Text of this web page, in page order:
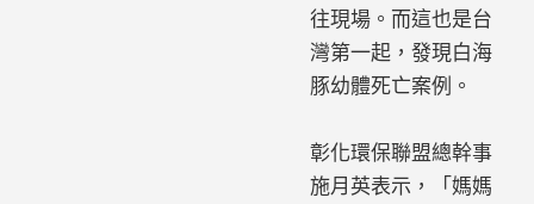
往現場。而這也是台
灣第一起，發現白海
豚幼體死亡案例。
彰化環保聯盟總幹事
施月英表示，「媽媽